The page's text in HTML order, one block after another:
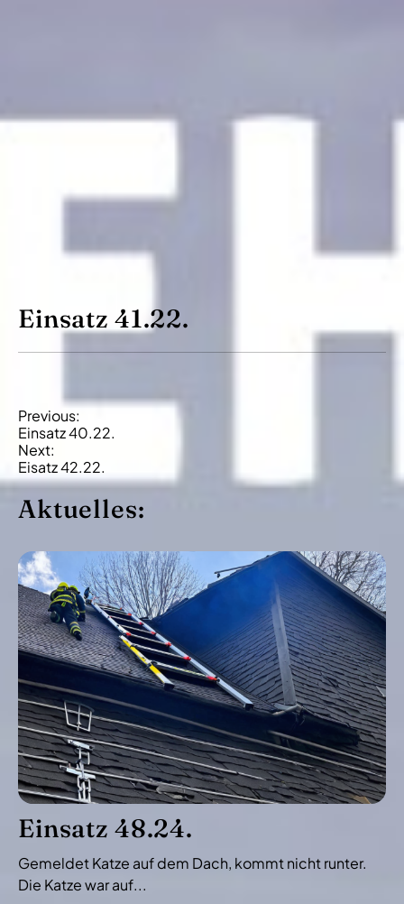
Einsatz 41.22.
B
e
i
t
r
g
s
-
N
v
i
g
a
t
i
n
Previous:
Einsatz 40.22.
Next:
Eisatz 42.22.
Aktuelles:
Einsatz 48.24.
Gemeldet Katze auf dem Dach, kommt nicht runter.
Die Katze war auf...